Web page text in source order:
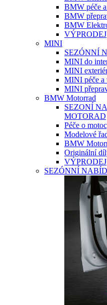
BMW péče
BMW
BMW
VÝPRODEJ
MINI
SEZÓNNÍ
MINI do
MINI
MINI péče a
MINI
BMW Motorrad
SEZONÍ
MOTORAD
Péče o
Modelové
BMW
Originální
VÝPRODEJ
SEZÓNNÍ